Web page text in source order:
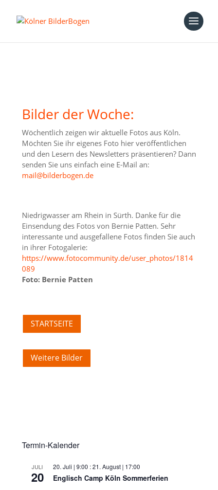
Bilder der Woche:
Wöchentlich zeigen wir aktuelle Fotos aus Köln.
Möchten Sie ihr eigenes Foto hier veröffentlichen
und den Lesern des Newsletters präsentieren? Dann
senden Sie uns einfach eine E-Mail an:
mail@bilderbogen.de
Niedrigwasser am Rhein in Sürth. Danke für die
Einsendung des Fotos von Bernie Patten. Sehr
interessante und ausgefallene Fotos finden Sie auch
in ihrer Fotogalerie:
https://www.fotocommunity.de/user_photos/1814
089
Foto: Bernie Patten
STARTSEITE
Weitere Bilder
Termin-Kalender
JULI
20
20. Juli | 9:00 :21. August | 17:00
Englisch Camp Köln Sommerferien